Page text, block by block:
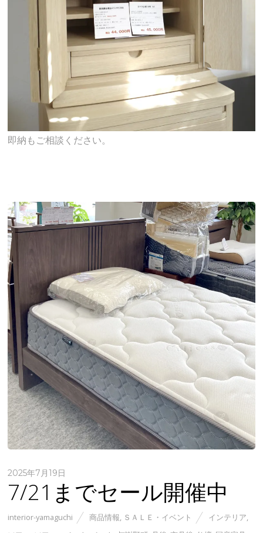
即納もご相談ください。
2025年7月19日
7/21までセール開催中
interior-yamaguchi 商品情報, ＳＡＬＥ・イベント インテリア,